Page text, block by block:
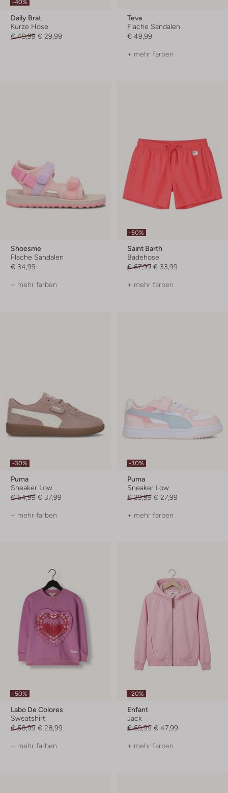
-40%
Daily Brat
Kurze Hose
€ 49,99 € 29,99
Teva
Flache Sandalen
€ 49,99
+ mehr farben
Shoesme
Flache Sandalen
€ 34,99
+ mehr farben
-50%
Saint Barth
Badehose
€ 67,99 € 33,99
+ mehr farben
-30%
Puma
Sneaker Low
€ 54,99 € 37,99
+ mehr farben
-30%
Puma
Sneaker Low
€ 39,99 € 27,99
+ mehr farben
-50%
Labo De Colores
Sweatshirt
€ 58,99 € 28,99
+ mehr farben
-20%
Enfant
Jack
€ 59,99 € 47,99
+ mehr farben